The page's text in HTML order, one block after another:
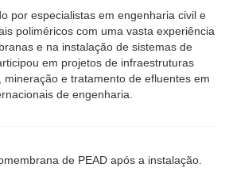
por especialistas em engenharia civil e
poliméricos com uma vasta experiência
e na instalação de sistemas de
em projetos de infraestruturas
mineração e tratamento de efluentes em
de engenharia.
de PEAD após a instalação.